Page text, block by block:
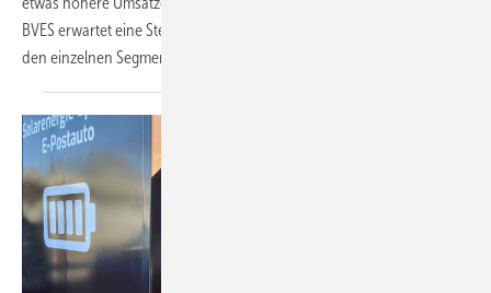
BVES erwartet eine Steigerung um 13 Prozent. Doch die Aussichten in
den einzelnen Segmenten sind